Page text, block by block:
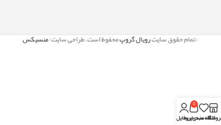
©تمام حقوق سایترویال گروپمحفوظ است. طراحی سایت:منسیکس
علاقه مندی
0
سبد خریدپروفایل